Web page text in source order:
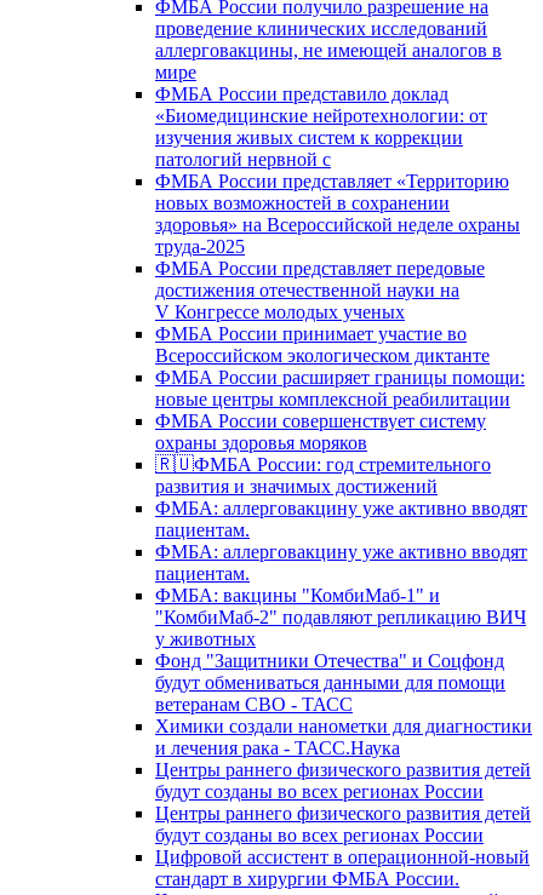
ФМБА России получило разрешение на
проведение клинических исследований
аллерговакцины, не имеющей аналогов в
мире
ФМБА России представило доклад
«Биомедицинские нейротехнологии: от
изучения живых систем к коррекции
патологий нервной с
ФМБА России представляет «Территорию
новых возможностей в сохранении
здоровья» на Всероссийской неделе охраны
труда-2025
ФМБА России представляет передовые
достижения отечественной науки на
V Конгрессе молодых ученых
ФМБА России принимает участие во
Всероссийском экологическом диктанте
ФМБА России расширяет границы помощи:
новые центры комплексной реабилитации
ФМБА России совершенствует систему
охраны здоровья моряков
🇷🇺ФМБА России: год стремительного
развития и значимых достижений
ФМБА: аллерговакцину уже активно вводят
пациентам.
ФМБА: аллерговакцину уже активно вводят
пациентам.
ФМБА: вакцины "КомбиМаб-1" и
"КомбиМаб-2" подавляют репликацию ВИЧ
у животных
Фонд "Защитники Отечества" и Соцфонд
будут обмениваться данными для помощи
ветеранам СВО - ТАСС
Химики создали нанометки для диагностики
и лечения рака - ТАСС.Наука
Центры раннего физического развития детей
будут созданы во всех регионах России
Центры раннего физического развития детей
будут созданы во всех регионах России
Цифровой ассистент в операционной-новый
стандарт в хирургии ФМБА России.